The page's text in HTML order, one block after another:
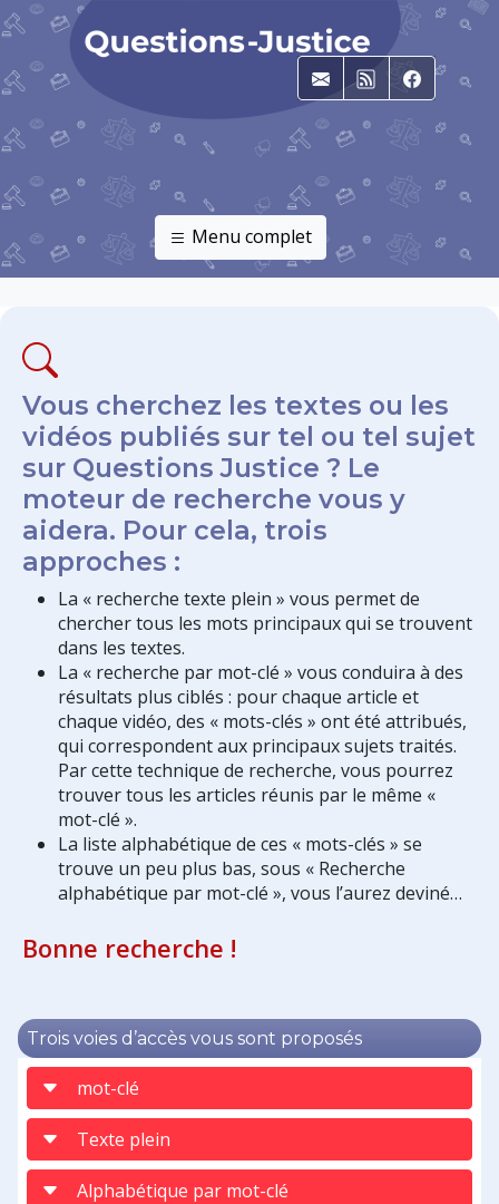
E-mailRSS
Menu complet
Vous cherchez les textes ou les
vidéos publiés sur tel ou tel sujet
sur Questions Justice ? Le
moteur de recherche vous y
aidera. Pour cela, trois
approches :
La « recherche texte plein » vous permet de
chercher tous les mots principaux qui se trouvent
dans les textes.
La « recherche par mot-clé » vous conduira à des
résultats plus ciblés : pour chaque article et
chaque vidéo, des « mots-clés » ont été attribués,
qui correspondent aux principaux sujets traités.
Par cette technique de recherche, vous pourrez
trouver tous les articles réunis par le même «
mot-clé ».
La liste alphabétique de ces « mots-clés » se
trouve un peu plus bas, sous « Recherche
alphabétique par mot-clé », vous l’aurez deviné…
Bonne recherche !
Trois voies d’accès vous sont proposés
mot-clé
Texte plein
Alphabétique par mot-clé